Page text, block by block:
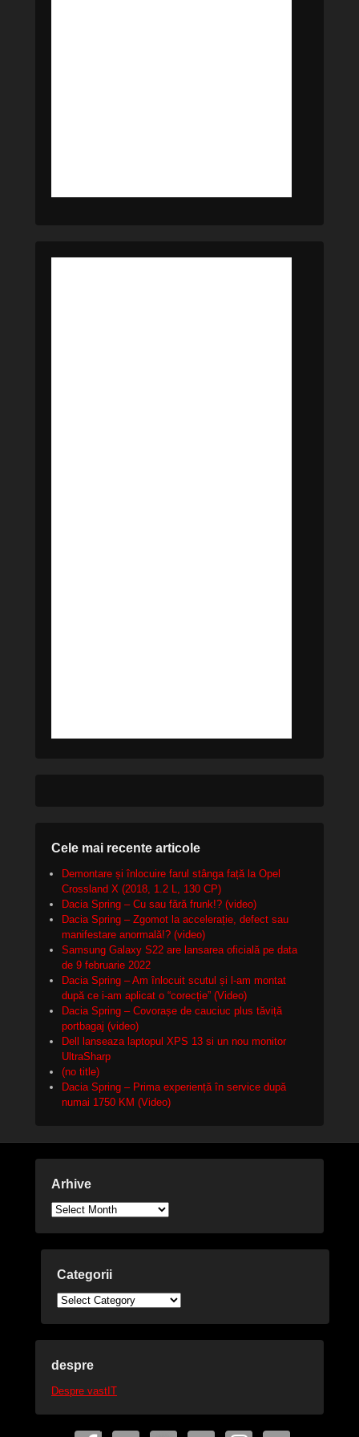
Cele mai recente articole
Demontare și înlocuire farul stânga față la Opel
Crossland X (2018, 1.2 L, 130 CP)
Dacia Spring – Cu sau fără frunk!? (video)
Dacia Spring – Zgomot la accelerație, defect sau
manifestare anormală!? (video)
Samsung Galaxy S22 are lansarea oficială pe data
de 9 februarie 2022
Dacia Spring – Am înlocuit scutul și l-am montat
după ce i-am aplicat o “corecție” (Video)
Dacia Spring – Covorașe de cauciuc plus tăviță
portbagaj (video)
Dell lanseaza laptopul XPS 13 si un nou monitor
UltraSharp
(no title)
Dacia Spring – Prima experiență în service după
numai 1750 KM (Video)
Arhive
Arhive
Categorii
Categorii
despre
Despre vastIT